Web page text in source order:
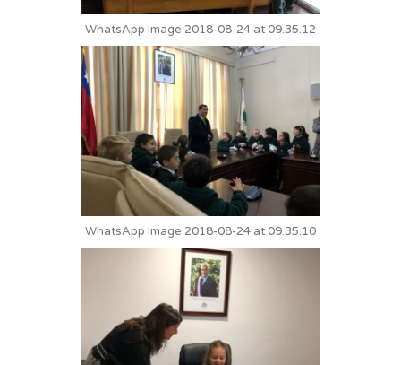
WhatsApp Image 2018-08-24 at 09.35.12
WhatsApp Image 2018-08-24 at 09.35.10